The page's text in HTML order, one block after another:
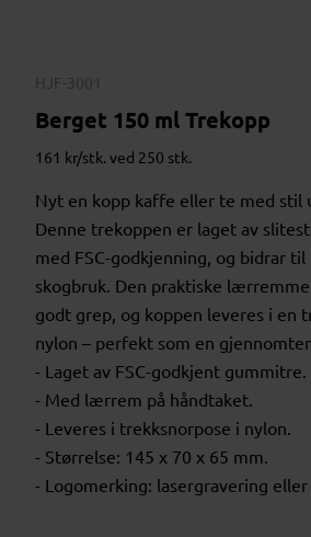
HJF-3001
Berget 150 ml Trekopp
161 kr/stk. ved 250 stk.
Nyt en kopp kaffe eller te med stil
Denne trekoppen er laget av
med FSC-godkjenning, og bidrar
skogbruk. Den praktiske
godt grep, og koppen leveres i en
nylon – perfekt som en
- Laget av FSC-godkjent gummitre.
- Med lærrem på håndtaket.
- Leveres i trekksnorpose i nylon.
- Størrelse: 145 x 70 x 65 mm.
- Logomerking: lasergravering